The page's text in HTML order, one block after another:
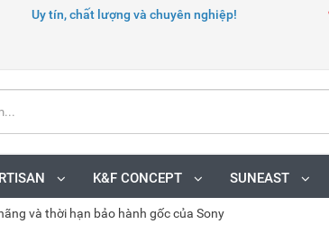
Uy tín, chất lượng và chuyên nghiệp!
K&F CONCEPT SUNEAST
và thời hạn bảo hành gốc của Sony